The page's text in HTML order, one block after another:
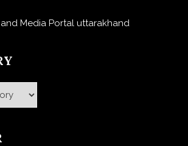
Media Portal uttarakhand